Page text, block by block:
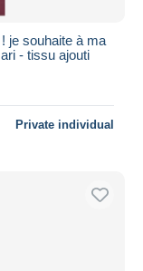
je souhaite à ma
- tissu ajouti
Private individual